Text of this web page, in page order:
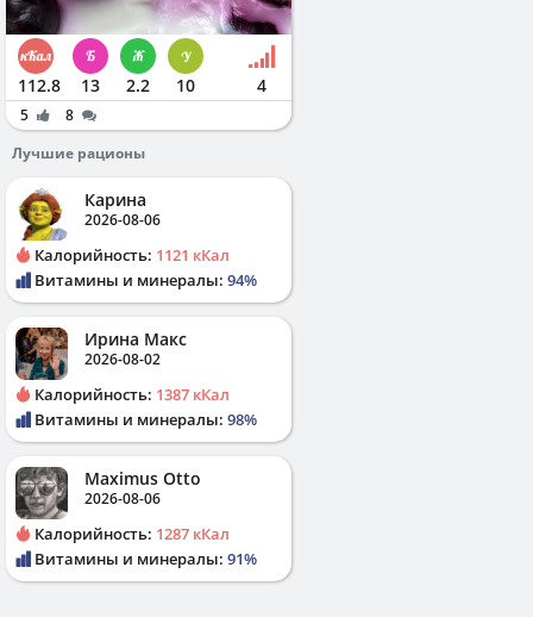
112.8 13 2.2 10 4
5
8
Лучшие рационы
Карина
2026-08-06
Калорийность: 1121 кКал
Витамины и минералы: 94%
Ирина Макс
2026-08-02
Калорийность: 1387 кКал
Витамины и минералы: 98%
Maximus Otto
2026-08-06
Калорийность: 1287 кКал
Витамины и минералы: 91%